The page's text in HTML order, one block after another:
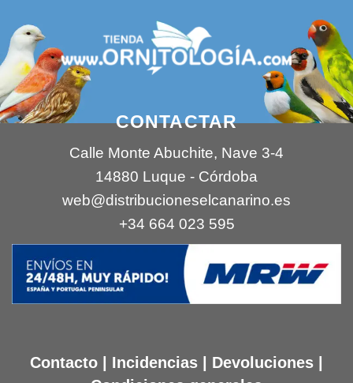
CONTACTAR
Calle Monte Abuchite, Nave 3-4
14880 Luque - Córdoba
web@distribucioneselcanarino.es
+34 664 023 595
Contacto Incidencias Devoluciones